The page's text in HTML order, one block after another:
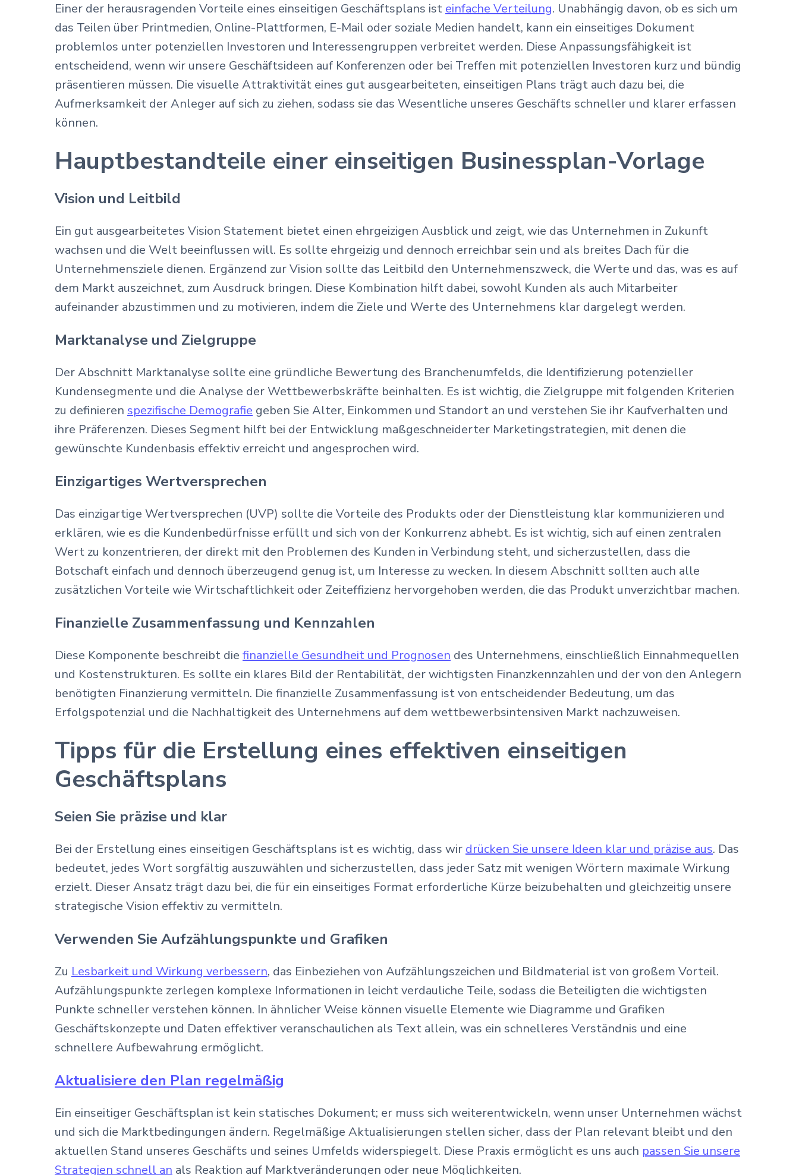
Einer der herausragenden Vorteile eines einseitigen Geschäftsplans ist einfache Verteilung. Unabhängig davon, ob es sich um
das Teilen über Printmedien, Online-Plattformen, E-Mail oder soziale Medien handelt, kann ein einseitiges Dokument
problemlos unter potenziellen Investoren und Interessengruppen verbreitet werden. Diese Anpassungsfähigkeit ist
entscheidend, wenn wir unsere Geschäftsideen auf Konferenzen oder bei Treffen mit potenziellen Investoren kurz und bündig
präsentieren müssen. Die visuelle Attraktivität eines gut ausgearbeiteten, einseitigen Plans trägt auch dazu bei, die
Aufmerksamkeit der Anleger auf sich zu ziehen, sodass sie das Wesentliche unseres Geschäfts schneller und klarer erfassen
können.
Hauptbestandteile einer einseitigen Businessplan-Vorlage
Vision und Leitbild
Ein gut ausgearbeitetes Vision Statement bietet einen ehrgeizigen Ausblick und zeigt, wie das Unternehmen in Zukunft
wachsen und die Welt beeinflussen will. Es sollte ehrgeizig und dennoch erreichbar sein und als breites Dach für die
Unternehmensziele dienen. Ergänzend zur Vision sollte das Leitbild den Unternehmenszweck, die Werte und das, was es auf
dem Markt auszeichnet, zum Ausdruck bringen. Diese Kombination hilft dabei, sowohl Kunden als auch Mitarbeiter
aufeinander abzustimmen und zu motivieren, indem die Ziele und Werte des Unternehmens klar dargelegt werden.
Marktanalyse und Zielgruppe
Der Abschnitt Marktanalyse sollte eine gründliche Bewertung des Branchenumfelds, die Identifizierung potenzieller
Kundensegmente und die Analyse der Wettbewerbskräfte beinhalten. Es ist wichtig, die Zielgruppe mit folgenden Kriterien
zu definieren spezifische Demografie geben Sie Alter, Einkommen und Standort an und verstehen Sie ihr Kaufverhalten und
ihre Präferenzen. Dieses Segment hilft bei der Entwicklung maßgeschneiderter Marketingstrategien, mit denen die
gewünschte Kundenbasis effektiv erreicht und angesprochen wird.
Einzigartiges Wertversprechen
Das einzigartige Wertversprechen (UVP) sollte die Vorteile des Produkts oder der Dienstleistung klar kommunizieren und
erklären, wie es die Kundenbedürfnisse erfüllt und sich von der Konkurrenz abhebt. Es ist wichtig, sich auf einen zentralen
Wert zu konzentrieren, der direkt mit den Problemen des Kunden in Verbindung steht, und sicherzustellen, dass die
Botschaft einfach und dennoch überzeugend genug ist, um Interesse zu wecken. In diesem Abschnitt sollten auch alle
zusätzlichen Vorteile wie Wirtschaftlichkeit oder Zeiteffizienz hervorgehoben werden, die das Produkt unverzichtbar machen.
Finanzielle Zusammenfassung und Kennzahlen
Diese Komponente beschreibt die finanzielle Gesundheit und Prognosen des Unternehmens, einschließlich Einnahmequellen
und Kostenstrukturen. Es sollte ein klares Bild der Rentabilität, der wichtigsten Finanzkennzahlen und der von den Anlegern
benötigten Finanzierung vermitteln. Die finanzielle Zusammenfassung ist von entscheidender Bedeutung, um das
Erfolgspotenzial und die Nachhaltigkeit des Unternehmens auf dem wettbewerbsintensiven Markt nachzuweisen.
Tipps für die Erstellung eines effektiven einseitigen
Geschäftsplans
Seien Sie präzise und klar
Bei der Erstellung eines einseitigen Geschäftsplans ist es wichtig, dass wir drücken Sie unsere Ideen klar und präzise aus. Das
bedeutet, jedes Wort sorgfältig auszuwählen und sicherzustellen, dass jeder Satz mit wenigen Wörtern maximale Wirkung
erzielt. Dieser Ansatz trägt dazu bei, die für ein einseitiges Format erforderliche Kürze beizubehalten und gleichzeitig unsere
strategische Vision effektiv zu vermitteln.
Verwenden Sie Aufzählungspunkte und Grafiken
Zu Lesbarkeit und Wirkung verbessern, das Einbeziehen von Aufzählungszeichen und Bildmaterial ist von großem Vorteil.
Aufzählungspunkte zerlegen komplexe Informationen in leicht verdauliche Teile, sodass die Beteiligten die wichtigsten
Punkte schneller verstehen können. In ähnlicher Weise können visuelle Elemente wie Diagramme und Grafiken
Geschäftskonzepte und Daten effektiver veranschaulichen als Text allein, was ein schnelleres Verständnis und eine
schnellere Aufbewahrung ermöglicht.
Aktualisiere den Plan regelmäßig
Ein einseitiger Geschäftsplan ist kein statisches Dokument; er muss sich weiterentwickeln, wenn unser Unternehmen wächst
und sich die Marktbedingungen ändern. Regelmäßige Aktualisierungen stellen sicher, dass der Plan relevant bleibt und den
aktuellen Stand unseres Geschäfts und seines Umfelds widerspiegelt. Diese Praxis ermöglicht es uns auch passen Sie unsere
Strategien schnell an als Reaktion auf Marktveränderungen oder neue Möglichkeiten.